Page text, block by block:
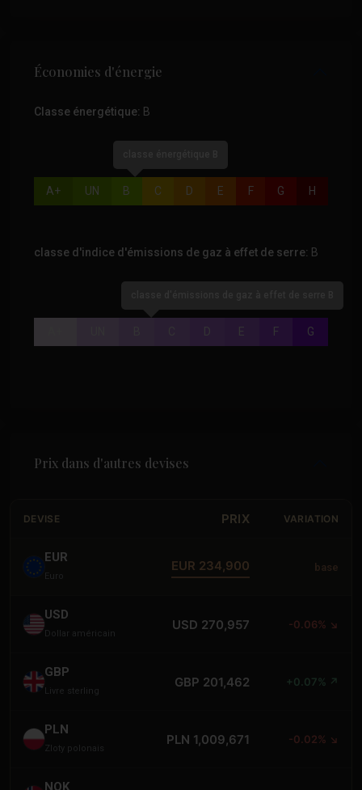
Économies d'énergie
Classe énergétique: B
A+ UN B C D E F G H
classe d'indice d'émissions de gaz à effet de serre: B
D E F G
Prix dans d'autres devises
DEVISE PRIX VARIATION
EUR
Euro
EUR 234,900 base
USD
Dollar américain
USD 270,957 -0.06% ↘
GBP
Livre sterling
GBP 201,462 +0.07% ↗
PLN
Zloty polonais
PLN 1,009,671 -0.02% ↘
NOK